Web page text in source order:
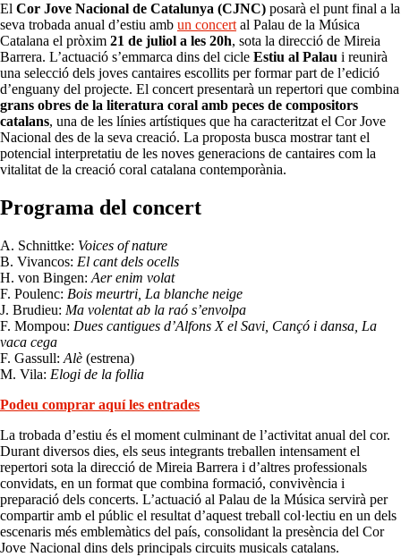
El Cor Jove Nacional de Catalunya (CJNC) posarà el punt final a la
seva trobada anual d’estiu amb un concertal Palau de la Música
Catalana el pròxim 21 de juliol a les 20h, sota la direcció de Mireia
Barrera. L’actuació s’emmarca dins del cicle Estiu al Palau i reunirà
una selecció dels joves cantaires escollits per formar part de l’edició
d’enguany del projecte. El concert presentarà un repertori que combina
grans obres de la literatura coral amb peces de compositors
catalans, una de les línies artístiques que ha caracteritzat el Cor Jove
Nacional des de la seva creació. La proposta busca mostrar tant el
potencial interpretatiu de les noves generacions de cantaires com la
vitalitat de la creació coral catalana contemporània.
Programa del concert
A. Schnittke: Voices of nature
B. Vivancos: El cant dels ocells
H. von Bingen: Aer enim volat
F. Poulenc: Bois meurtri, La blanche neige
J. Brudieu: Ma volentat ab la raó s’envolpa
F. Mompou: Dues cantigues d’Alfons X el Savi, Cançó i dansa, La
vaca cega
F. Gassull: Alè (estrena)
M. Vila: Elogi de la follia
Podeu comprar aquí les entrades
La trobada d’estiu és el moment culminant de l’activitat anual del cor.
Durant diversos dies, els seus integrants treballen intensament el
repertori sota la direcció de Mireia Barrera i d’altres professionals
convidats, en un format que combina formació, convivència i
preparació dels concerts. L’actuació al Palau de la Música servirà per
compartir amb el públic el resultat d’aquest treball col·lectiu en un dels
escenaris més emblemàtics del país, consolidant la presència del Cor
Jove Nacional dins dels principals circuits musicals catalans.